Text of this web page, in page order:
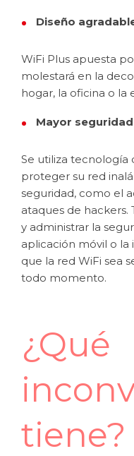
Diseño
WiFi Plus apuesta
molestará en la
hogar, la oficina o la
Mayor seguridad
Se utiliza tecnología
proteger su red
seguridad, como el
ataques de
y administrar la
aplicación móvil o la
que la red WiFi sea
todo momento.
¿Qué
tiene?